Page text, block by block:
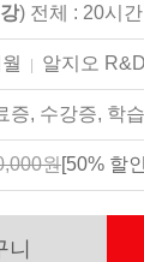
) 전체 : 20시
| 알지오
증, 수강증, 학
원[50% 할
니